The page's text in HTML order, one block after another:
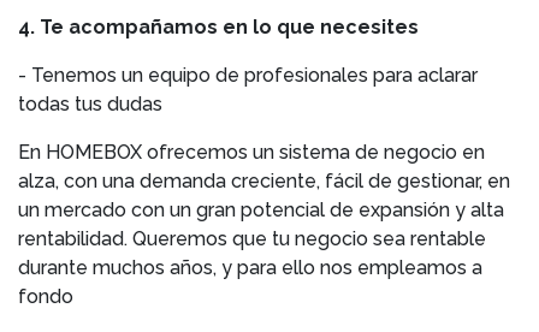
4. Te acompañamos en lo que necesites
- Tenemos un equipo de profesionales para aclarar
todas tus dudas
En HOMEBOX ofrecemos un sistema de negocio en
alza, con una demanda creciente, fácil de gestionar, en
un mercado con un gran potencial de expansión y alta
rentabilidad. Queremos que tu negocio sea rentable
durante muchos años, y para ello nos empleamos a
fondo